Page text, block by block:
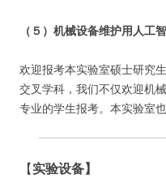
（５）机械设备维护用人工
欢迎报考本实验室硕士研究
交叉学科，我们不仅欢迎机
专业的学生报考。本实验室
【实验设备】